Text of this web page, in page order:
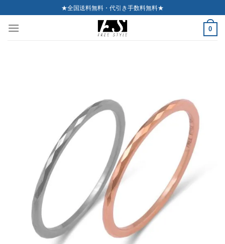
to
content
★全国送料無料・代引き手数料無料★
0